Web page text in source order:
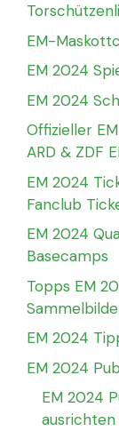
EM-
EM 2024
EM 2024
Offizieller
ARD & ZDF
EM 2024
Fanclub
EM 2024
Basecamps
Topps EM
EM 2024
EM 2024
EM 2024
ausrichten